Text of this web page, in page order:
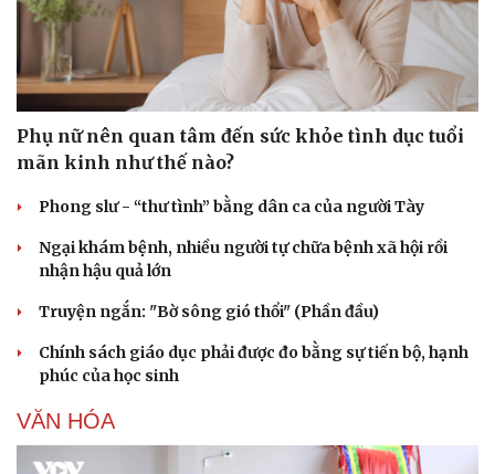
Phụ nữ nên quan tâm đến sức khỏe tình dục tuổi
mãn kinh như thế nào?
Phong slư - “thư tình” bằng dân ca của người Tày
Ngại khám bệnh, nhiều người tự chữa bệnh xã hội rồi
nhận hậu quả lớn
Truyện ngắn: "Bờ sông gió thổi" (Phần đầu)
Chính sách giáo dục phải được đo bằng sự tiến bộ, hạnh
phúc của học sinh
VĂN HÓA